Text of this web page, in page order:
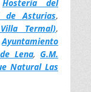
Hostería del
de Asturias,
Termal),
Ayuntamiento
Lena, G.M.
Natural Las